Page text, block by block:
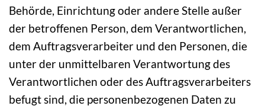
Behörde, Einrichtung oder andere Stelle außer
der betroffenen Person, dem Verantwortlichen,
dem Auftragsverarbeiter und den Personen, die
unter der unmittelbaren Verantwortung des
Verantwortlichen oder des Auftragsverarbeiters
befugt sind, die personenbezogenen Daten zu